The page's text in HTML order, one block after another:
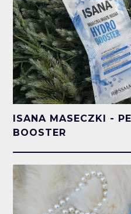
ISANA MASECZKI -
BOOSTER